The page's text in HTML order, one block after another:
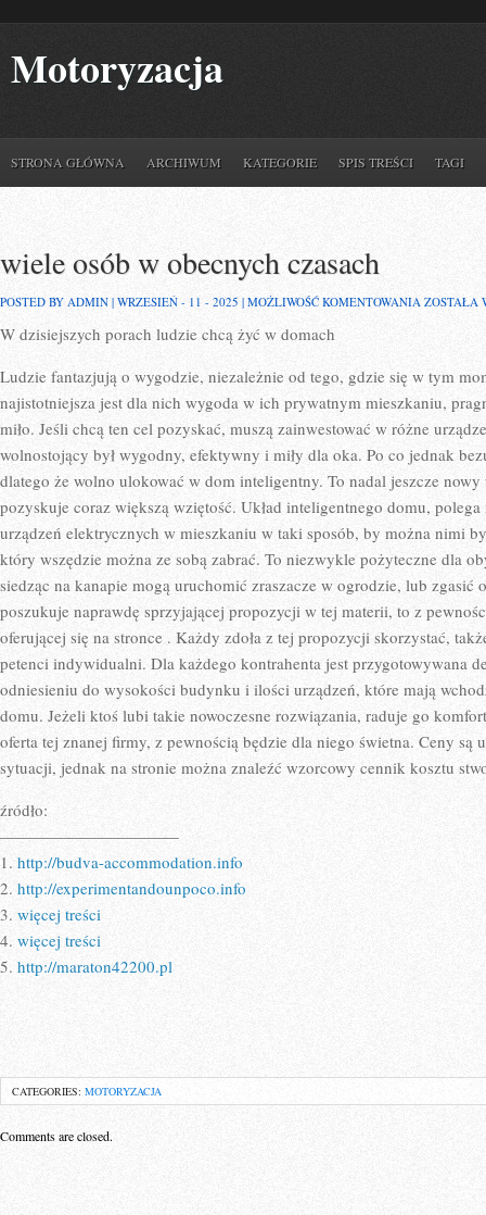
Motoryzacja
STRONA GŁÓWNA ARCHIWUM KATEGORIE SPIS TREŚCI TAGI
wiele osób w obecnych czasach
POSTED BY ADMIN | WRZESIEŃ - 11 - 2025 | MOŻLIWOŚĆ KOMENTOWANIA WIELE
ZOSTAŁA
W dzisiejszych porach ludzie chcą żyć w domach
Ludzie fantazjują o wygodzie, niezależnie od tego, gdzie się w tym
najistotniejsza jest dla nich wygoda w ich prywatnym mieszkaniu,
miło. Jeśli chcą ten cel pozyskać, muszą zainwestować w różne
wolnostojący był wygodny, efektywny i miły dla oka. Po co jednak
dlatego że wolno ulokować w dom inteligentny. To nadal jeszcze
pozyskuje coraz większą wziętość. Układ inteligentnego domu, polega
urządzeń elektrycznych w mieszkaniu w taki sposób, by można nimi
który wszędzie można ze sobą zabrać. To niezwykle pożyteczne dla
siedząc na kanapie mogą uruchomić zraszacze w ogrodzie, lub zgasić
poszukuje naprawdę sprzyjającej propozycji w tej materii, to z
oferującej się na stronce . Każdy zdoła z tej propozycji skorzystać,
petenci indywidualni. Dla każdego kontrahenta jest przygotowywana
odniesieniu do wysokości budynku i ilości urządzeń, które mają
domu. Jeżeli ktoś lubi takie nowoczesne rozwiązania, raduje go
oferta tej znanej firmy, z pewnością będzie dla niego świetna. Ceny są
sytuacji, jednak na stronie można znaleźć wzorcowy cennik kosztu
źródło:
———————————
1. http://budva-accommodation.info
2. http://experimentandounpoco.info
3. więcej treści
4. więcej treści
5. http://maraton42200.pl
CATEGORIES: MOTORYZACJA
Comments are closed.